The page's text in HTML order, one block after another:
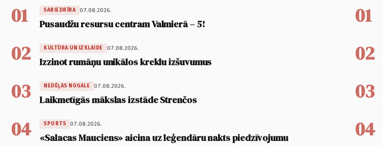
01 SABIEDRĪBA 07.08.2026.
Pusaudžu resursu centram Valmierā – 5!
02 KULTŪRA UN IZKLAIDE 07.08.2026.
Izzinot rumāņu unikālos kreklu izšuvumus
03 NEDĒĻAS NOGALE 07.08.2026.
Laikmetīgās mākslas izstāde Strenčos
04 SPORTS 07.08.2026.
«Salacas Mauciens» aicina uz leģendāru nakts piedzīvojumu
01
02
03
04